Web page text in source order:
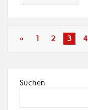
« 1 2 3 4
Suchen